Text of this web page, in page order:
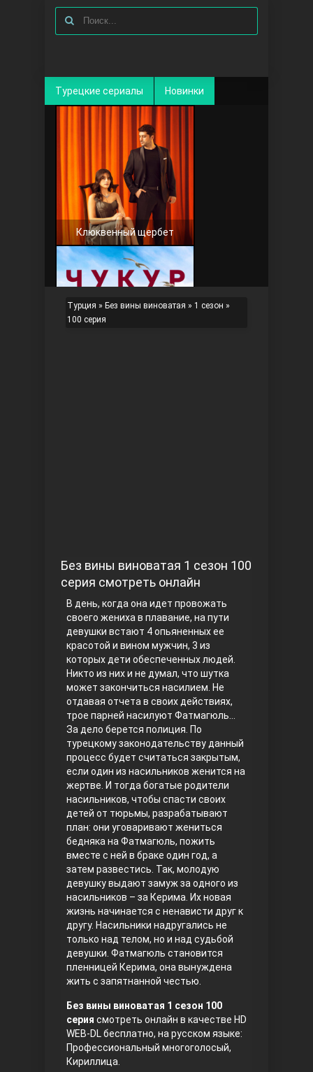
Турецкие сериалы Новинки
Клюквенный щербет
Правосyдие
Любовь напрокат
Воскресший Эртугрул
Турция » Без вины виноватая » 1 сезон »
100 серия
Без вины виноватая 1 сезон 100
серия смотреть онлайн
В день, когда она идет провожать
своего жениха в плавание, на пути
девушки встают 4 опьяненных ее
красотой и вином мужчин, 3 из
которых дети обеспеченных людей.
Никто из них и не думал, что шутка
может закончиться насилием. Не
отдавая отчета в своих действиях,
трое парней насилуют Фатмагюль…
За дело берется полиция. По
турецкому законодательству данный
процесс будет считаться закрытым,
если один из насильников женится на
жертве. И тогда богатые родители
насильников, чтобы спасти своих
детей от тюрьмы, разрабатывают
план: они уговаривают жениться
бедняка на Фатмагюль, пожить
вместе с ней в браке один год, а
затем развестись. Так, молодую
девушку выдают замуж за одного из
насильников – за Керима. Их новая
жизнь начинается с ненависти друг к
другу. Насильники надругались не
только над телом, но и над судьбой
девушки. Фатмагюль становится
пленницей Керима, она вынуждена
жить с запятнанной честью.
Без вины виноватая 1 сезон 100
серия смотреть онлайн в качестве HD
WEB-DL бесплатно, на русском языке:
Профессиональный многоголосый,
Кириллица.